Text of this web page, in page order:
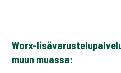
Worx-
muun muassa: